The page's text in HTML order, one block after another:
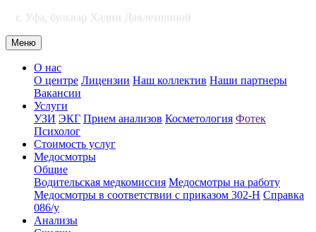
г. Уфа, бульвар Хадии Давлетшиной
Меню
О нас
О центре Лицензии Наш коллектив Наши партнеры
Вакансии
Услуги
УЗИ ЭКГ Прием анализов Косметология Фотек
Психолог
Стоимость услуг
Медосмотры
Общие
Водительская медкомиссия Медосмотры на работу
Медосмотры в соответствии с приказом 302-Н Справка
086/у
Анализы